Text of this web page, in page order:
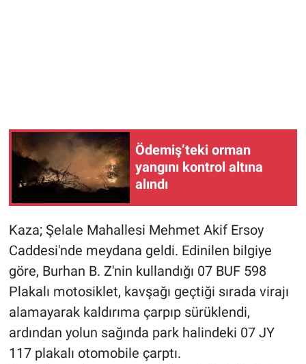
Ödemiş’teki orman
yangını kontrol altına
alındı
Kaza; Şelale Mahallesi Mehmet Akif Ersoy
Caddesi'nde meydana geldi. Edinilen bilgiye
göre, Burhan B. Z'nin kullandığı 07 BUF 598
Plakalı motosiklet, kavşağı geçtiği sırada virajı
alamayarak kaldırıma çarpıp sürüklendi,
ardından yolun sağında park halindeki 07 JY
117 plakalı otomobile çarptı.